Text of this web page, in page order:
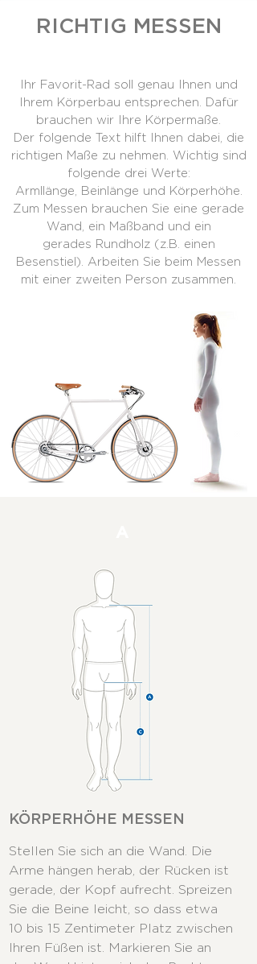
RICHTIG MESSEN
Ihr Favorit-Rad soll genau Ihnen und
Ihrem Körperbau entsprechen. Dafür
brauchen wir Ihre Körpermaße.
Der folgende Text hilft Ihnen dabei, die
richtigen Maße zu nehmen. Wichtig sind
folgende drei Werte:
Armllänge, Beinlänge und Körperhöhe.
Zum Messen brauchen Sie eine gerade
Wand, ein Maßband und ein
gerades Rundholz (z.B. einen
Besenstiel). Arbeiten Sie beim Messen
mit einer zweiten Person zusammen.
Stellen Sie sich an die Wand. Die
Arme hängen herab, der Rücken ist
gerade, der Kopf aufrecht. Spreizen
Sie die Beine leicht, so dass etwa
10 bis 15 Zentimeter Platz zwischen
Ihren Füßen ist. Markieren Sie an
KÖRPERHÖHE MESSEN